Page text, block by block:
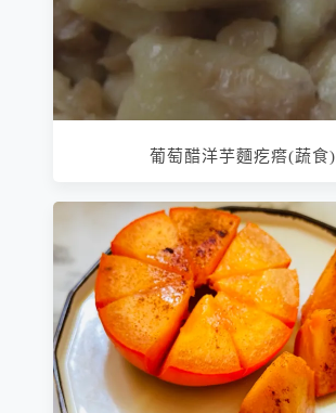
葡萄醋洋芋麵疙瘩(蔬食)